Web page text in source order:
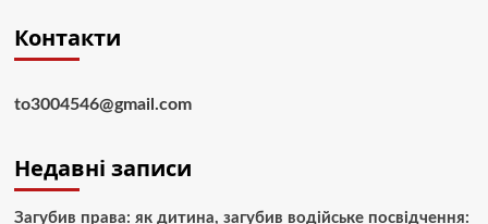
Контакти
to3004546@gmail.com
Недавні записи
Загубив права: як дитина, загубив водійське посвідчення: